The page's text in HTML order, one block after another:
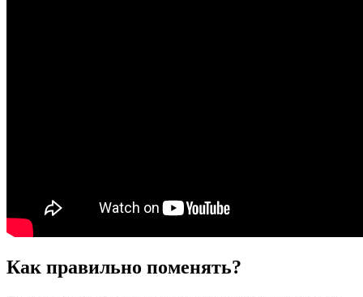
Как правильно поменять?